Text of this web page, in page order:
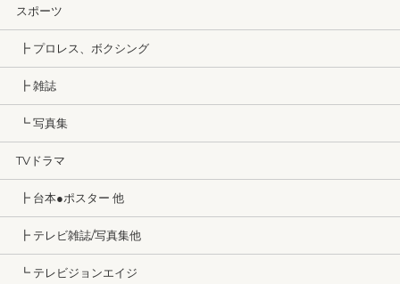
スポーツ
┣ プロレス、ボクシング
┣ 雑誌
┗ 写真集
TVドラマ
┣ 台本●ポスター 他
┣ テレビ雑誌/写真集他
┗ テレビジョンエイジ